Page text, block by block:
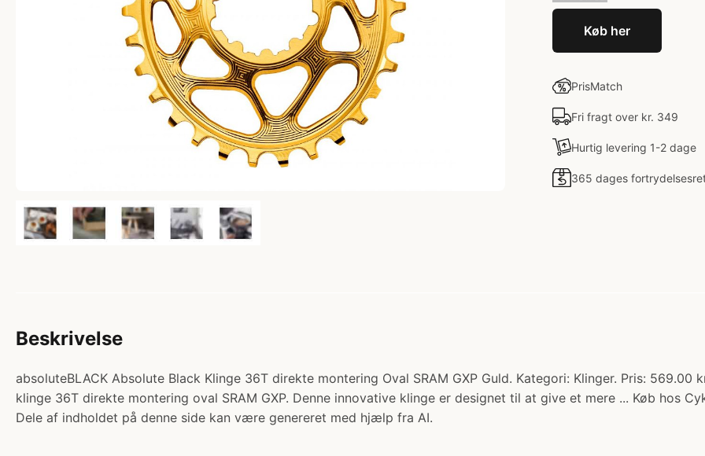
Køb her
PrisMatch
Fri fragt over kr. 349
Hurtig levering 1-2 dage
365 dages
Beskrivelse
absoluteBLACK Absolute Black Klinge 36T direkte montering Oval SRAM GXP Guld. Kategori: Klinger. Pris:
klinge 36T direkte montering oval SRAM GXP. Denne innovative klinge er designet til at give et mere ... Køb hos
Dele af indholdet på denne side kan være genereret med hjælp fra AI.